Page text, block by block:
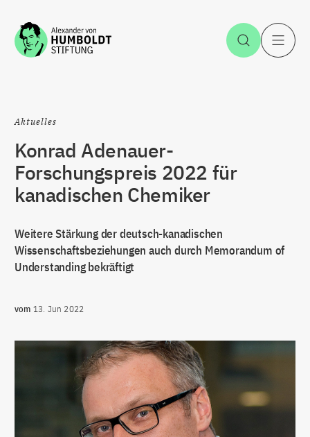
Zum Inhalt springen Suche
Aktuelles
Konrad Adenauer-
Forschungspreis 2022 für
kanadischen Chemiker
Weitere Stärkung der deutsch-kanadischen
Wissenschaftsbeziehungen auch durch Memorandum of
Understanding bekräftigt
vom 13. Jun 2022